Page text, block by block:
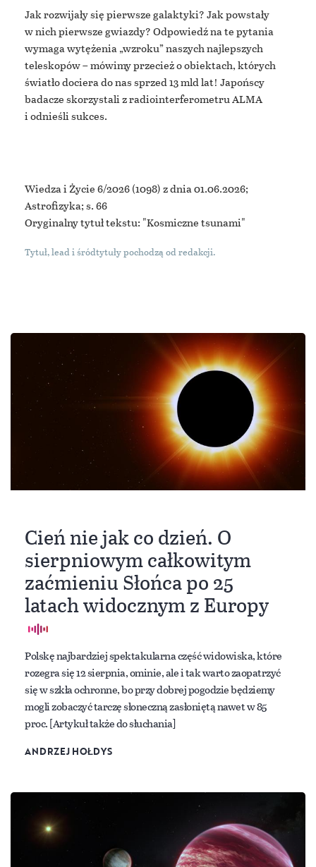
Jak rozwijały się pierwsze galaktyki? Jak powstały
w nich pierwsze gwiazdy? Odpowiedź na te pytania
wymaga wytężenia „wzroku” naszych najlepszych
teleskopów – mówimy przecież o obiektach, których
światło dociera do nas sprzed 13 mld lat! Japońscy
badacze skorzystali z radiointerferometru ALMA
i odnieśli sukces.
Wiedza i Życie 6/2026(1098) z dnia 01.06.2026;
Astrofizyka; s. 66
Oryginalny tytuł tekstu: "Kosmiczne tsunami"
Cień nie jak co dzień. O
sierpniowym całkowitym
zaćmieniu Słońca po 25
latach widocznym z Europy
Polskę najbardziej spektakularna część widowiska, które
rozegra się 12 sierpnia, ominie, ale i tak warto zaopatrzyć
się w szkła ochronne, bo przy dobrej pogodzie będziemy
mogli zobaczyć tarczę słoneczną zasłoniętą nawet w 85
proc. [Artykuł także do słuchania]
ANDRZEJ HOŁDYS